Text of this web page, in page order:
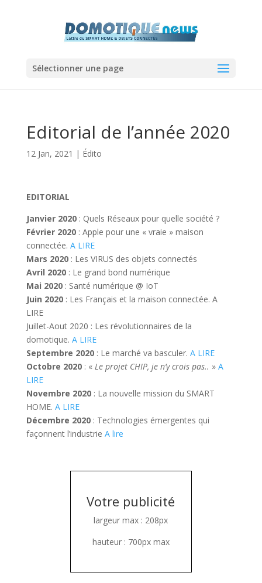
Sélectionner une page
Editorial de l’année 2020
12 Jan, 2021 | Édito
EDITORIAL
Janvier 2020: Quels Réseaux pour quelle société ?
Février 2020: Apple pour une « vraie » maison
connectée. A LIRE
Mars 2020: Les VIRUS des objets connectés
Avril 2020: Le grand bond numérique
Mai 2020: Santé numérique @ IoT
Juin 2020 : Les Français et la maison connectée. A
LIRE
Juillet-Aout 2020 : Les révolutionnaires de la
domotique. A LIRE
Septembre 2020: Le marché va basculer. A LIRE
Octobre 2020 : « Le projet CHIP, je n’y crois pas.. » A
LIRE
Novembre 2020: La nouvelle mission du SMART
HOME. A LIRE
Décembre 2020: Technologies émergentes qui
façonnent l’industrie A lire
Votre publicité
largeur max : 208px
hauteur : 700px max